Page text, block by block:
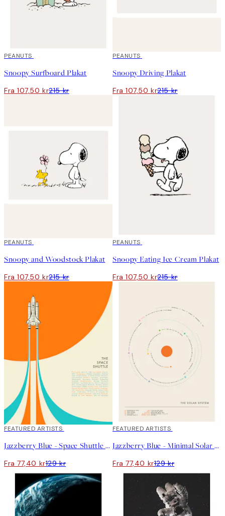
50%*
PEANUTS
Snoopy Surfboard Plakat
Fra 107,50 kr215 kr
50%*
PEANUTS
Snoopy Driving Plakat
Fra 107,50 kr215 kr
50%*
PEANUTS
Snoopy and Woodstock Plakat
Fra 107,50 kr215 kr
50%*
PEANUTS
Snoopy Eating Ice Cream Plakat
Fra 107,50 kr215 kr
40%*
FEATURED ARTISTS
Jazzberry Blue - Space Shuttle No1 Plakat
Fra 77,40 kr129 kr
40%*
FEATURED ARTISTS
Jazzberry Blue - Minimal Solar System Plakat
Fra 77,40 kr129 kr